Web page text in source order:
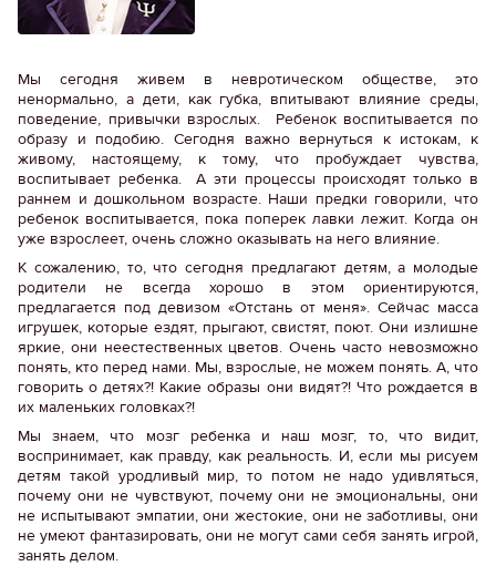
Мы сегодня живем в невротическом обществе, это
ненормально, а дети, как губка, впитывают влияние среды,
поведение, привычки взрослых. Ребенок воспитывается по
образу и подобию. Сегодня важно вернуться к истокам, к
живому, настоящему, к тому, что пробуждает чувства,
воспитывает ребенка. А эти процессы происходят только в
раннем и дошкольном возрасте. Наши предки говорили, что
ребенок воспитывается, пока поперек лавки лежит. Когда он
уже взрослеет, очень сложно оказывать на него влияние.
К сожалению, то, что сегодня предлагают детям, а молодые
родители не всегда хорошо в этом ориентируются,
предлагается под девизом «Отстань от меня». Сейчас масса
игрушек, которые ездят, прыгают, свистят, поют. Они излишне
яркие, они неестественных цветов. Очень часто невозможно
понять, кто перед нами. Мы, взрослые, не можем понять. А, что
говорить о детях?! Какие образы они видят?! Что рождается в
их маленьких головках?!
Мы знаем, что мозг ребенка и наш мозг, то, что видит,
воспринимает, как правду, как реальность. И, если мы рисуем
детям такой уродливый мир, то потом не надо удивляться,
почему они не чувствуют, почему они не эмоциональны, они
не испытывают эмпатии, они жестокие, они не заботливы, они
не умеют фантазировать, они не могут сами себя занять игрой,
занять делом.